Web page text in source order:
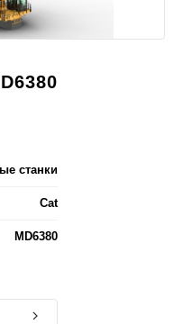
станки
Cat
MD6380